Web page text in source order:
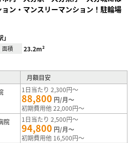
ン・マンスリーマンション！駐輪場
面積 23.2m²
月額目安
1日当たり 2,300円～
88,800 円/月～
初期費用他 22,000円～
院
1日当たり 2,500円～
94,800 円/月～
初期費用他 16,500円～